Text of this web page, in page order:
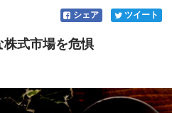
シェア ツイート
株式市場を危惧